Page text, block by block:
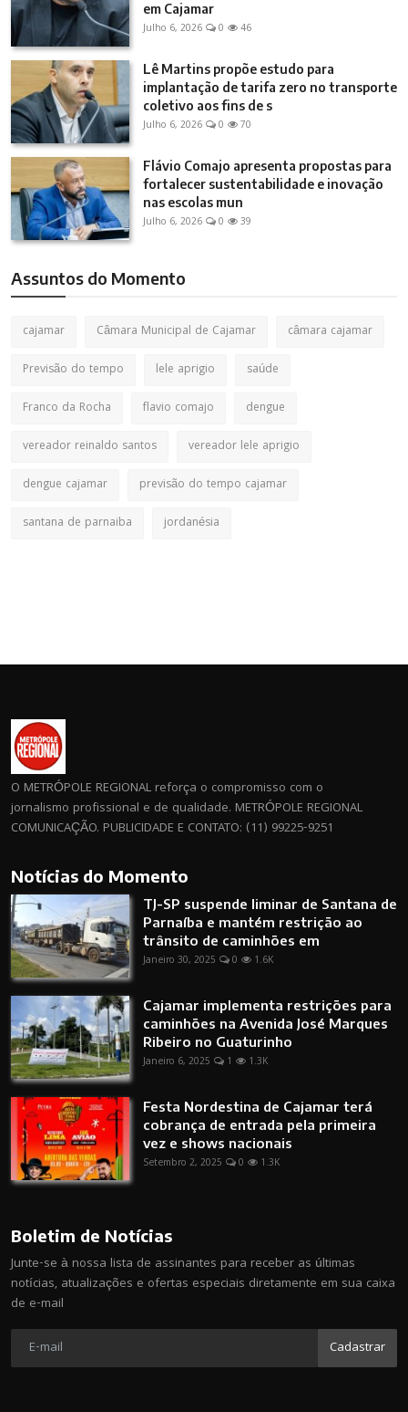
em Cajamar
Julho 6, 2026 0 46
Lê Martins propõe estudo para
implantação de tarifa zero no transporte
coletivo aos fins de s
Julho 6, 2026 0 70
Flávio Comajo apresenta propostas para
fortalecer sustentabilidade e inovação
nas escolas mun
Julho 6, 2026 0 39
Assuntos do Momento
cajamar Câmara Municipal de Cajamar
câmara cajamar
Previsão do tempo
lele aprigio
saúde
Franco da Rocha
flavio comajo
dengue
vereador reinaldo santos
vereador lele aprigio
dengue cajamar
previsão do tempo cajamar
santana de parnaiba
jordanésia
O METRÓPOLE REGIONAL reforça o compromisso com o
jornalismo profissional e de qualidade. METRÓPOLE REGIONAL
COMUNICAÇÃO. PUBLICIDADE E CONTATO: (11) 99225-9251
Notícias do Momento
TJ-SP suspende liminar de Santana de
Parnaíba e mantém restrição ao
trânsito de caminhões em
Janeiro 30, 2025
0 1.6K
Cajamar implementa restrições para
caminhões na Avenida José Marques
Ribeiro no Guaturinho
Janeiro 6, 2025
1 1.3K
Festa Nordestina de Cajamar terá
cobrança de entrada pela primeira
vez e shows nacionais
Setembro 2, 2025
0 1.3K
Boletim de Notícias
Junte-se à nossa lista de assinantes para receber as últimas
notícias, atualizações e ofertas especiais diretamente em sua caixa
de e-mail
Cadastrar